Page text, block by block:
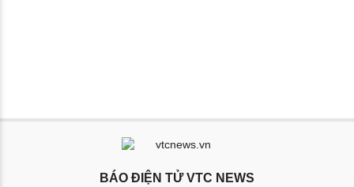
BÁO ĐIỆN TỬ VTC NEWS